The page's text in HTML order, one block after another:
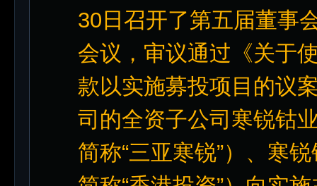
30日召开了第五届董事
会议，审议通过《关于
款以实施募投项目的议
司的全资子公司寒锐钴
简称“三亚寒锐”）、寒